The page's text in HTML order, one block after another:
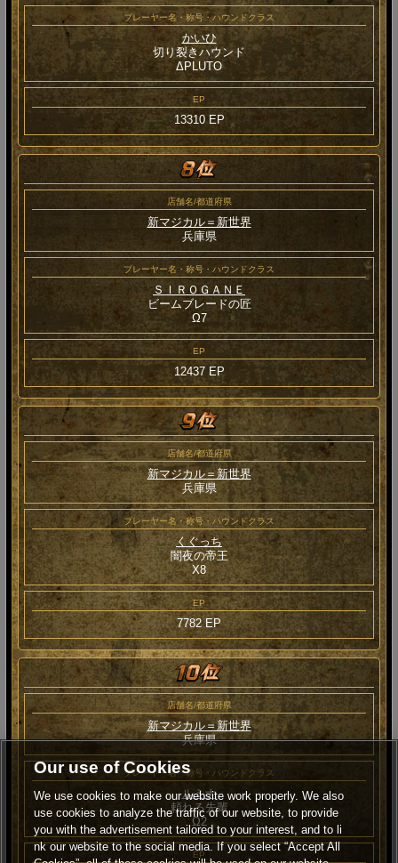
プレーヤー名・称号・ハウンドクラス
かいひ
切り裂きハウンド
ΔPLUTO
EP
13310 EP
店舗名/都道府県
新マジカル＝新世界
兵庫県
プレーヤー名・称号・ハウンドクラス
ＳＩＲＯＧＡＮＥ
ビームブレードの匠
Ω7
EP
12437 EP
店舗名/都道府県
新マジカル＝新世界
兵庫県
プレーヤー名・称号・ハウンドクラス
くぐっち
闇夜の帝王
Χ8
EP
7782 EP
店舗名/都道府県
新マジカル＝新世界
兵庫県
プレーヤー名・称号・ハウンドクラス
ルミナ
頼れる先輩
Ω2
EP
Our use of Cookies
We use cookies to make our website work properly. We also
use cookies to analyze the traffic of our website, to provide
you with the advertisement tailored to your interest, and to li
nk our website to the social media. If you select “Accept All